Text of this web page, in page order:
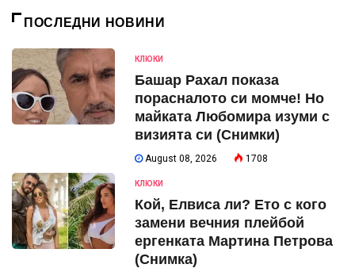
ПОСЛЕДНИ НОВИНИ
КЛЮКИ
Башар Рахал показа
порасналото си момче! Но
майката Любомира изуми с
визията си (Снимки)
August 08, 2026 1708
КЛЮКИ
Кой, Елвиса ли? Ето с кого
замени вечния плейбой
ергенката Мартина Петрова
(Снимка)